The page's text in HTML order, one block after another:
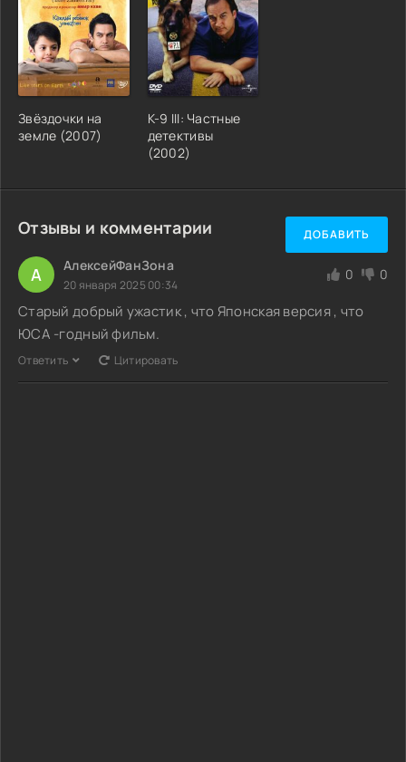
Звёздочки на
земле (2007)
К-9 III: Частные
детективы
(2002)
Отзывы и комментарии ДОБАВИТЬ
А АлексейФанЗона
20 января 2025 00:34
0 0
Старый добрый ужастик , что Японская версия , что
ЮСА -годный фильм.
Ответить Цитировать